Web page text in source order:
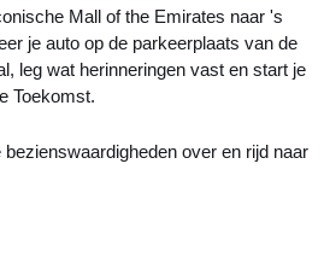
Mall of the Emirates naar 's
je auto op de parkeerplaats van de
leg wat herinneringen vast en start je
Toekomst.
over en rijd naar